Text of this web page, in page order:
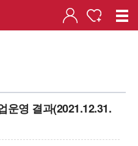
운영 결과(2021.12.31.